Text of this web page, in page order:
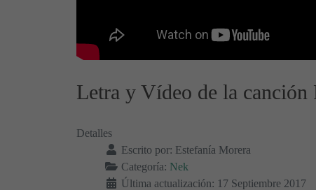
Letra y Vídeo de la canción
Detalles
Escrito por: Estefanía Morera
Categoría: Nek
Última actualización: 17 Septiembre 2017